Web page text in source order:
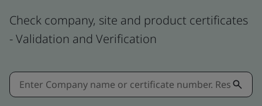
Check company, site and product certificates
- Validation and Verification